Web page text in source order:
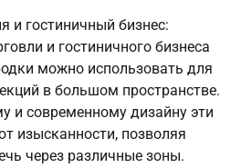
и гостиничный бизнес:
и гостиничного бизнеса
можно использовать для
в большом пространстве.
и современному дизайну эти
изысканности, позволяя
через различные зоны.